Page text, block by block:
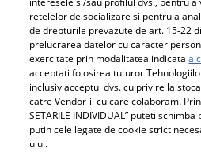
retelelor de socializare si pentru a
de drepturile prevazute de art. 15-22
prelucrarea datelor cu caracter
exercitate prin modalitatea indicata
acceptati folosirea tuturor
inclusiv acceptul dvs. cu privire la
catre Vendor-ii cu care colaboram. Prin
SETARILE INDIVIDUAL” puteti
putin cele legate de cookie strict
ului.